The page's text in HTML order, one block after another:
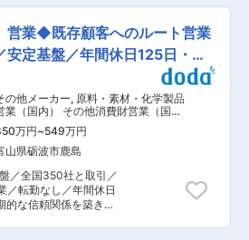
受発注などの事務処理
現場の負担を軽減し業
社の強み・
日本軽金属、日本ゼ
しており元請け工事
ております。また、
開や、同じ現場に入っ
いつでも仕事幅を広
有ります。
任せします。 ※既に、
るスタイルです。 ＜
食品、サプリメントの
6ヵ月に1回程度のペー
。（1件あたり20〜30
したお薬代金の集金
ビスのご提案 など ※
いただくお客様への
無料でおけるので、
る製品です。 ■未経
制度： ・入社直後〜
種類や成分など基礎知
2週間〜1カ月 ： 先輩
を学びます。「会話の
営業◆既存顧客へのルート営業
安定基盤／年間休日125日・転
の他メーカー, 原料・素材・化学製品
業（国内） その他消費財営業（国
）
万円~549万円
山県砺波市鹿島
／全国350社と取引／
／転勤なし／年間休日
的な信頼関係を築きな